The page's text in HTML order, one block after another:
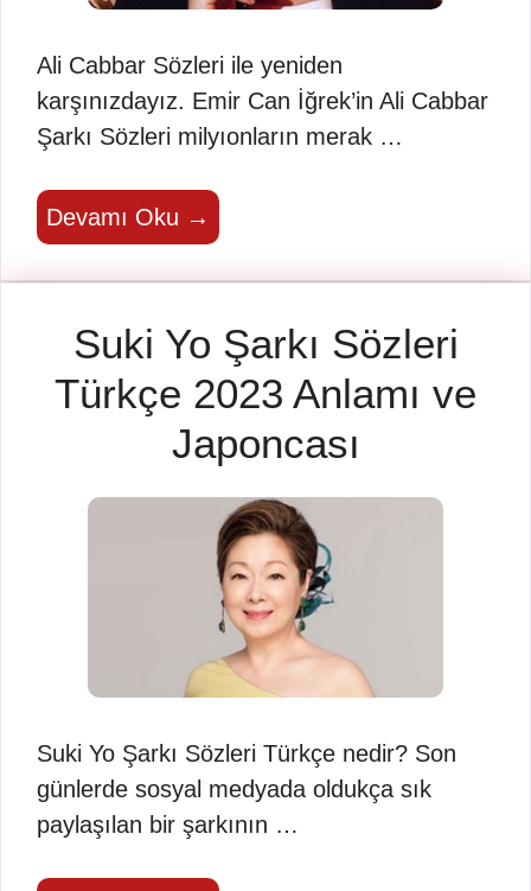
Ali Cabbar Sözleri ile yeniden
karşınızdayız. Emir Can İğrek’in Ali Cabbar
Şarkı Sözleri milyıonların merak …
Devamı Oku →
Suki Yo Şarkı Sözleri
Türkçe 2023 Anlamı ve
Japoncası
Suki Yo Şarkı Sözleri Türkçe nedir? Son
günlerde sosyal medyada oldukça sık
paylaşılan bir şarkının …